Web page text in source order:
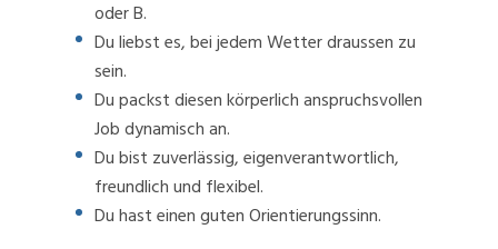
oder B.
Du liebst es, bei jedem Wetter draussen zu
sein.
Du packst diesen körperlich anspruchsvollen
Job dynamisch an.
Du bist zuverlässig, eigenverantwortlich,
freundlich und flexibel.
Du hast einen guten Orientierungssinn.